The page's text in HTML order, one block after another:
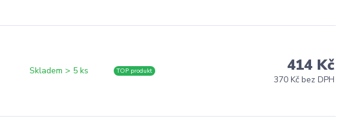
Skladem > 5 ks TOP produkt 414 Kč
370 Kč bez DPH